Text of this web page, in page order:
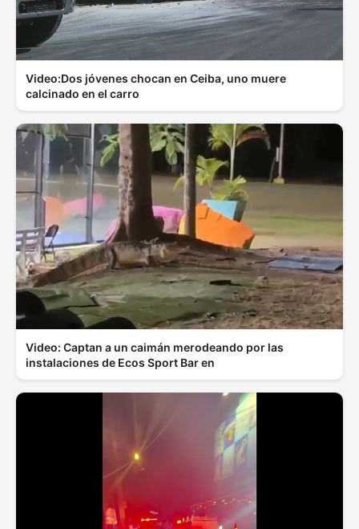
Video:Dos jóvenes chocan en Ceiba, uno muere
calcinado en el carro
Video: Captan a un caimán merodeando por las
instalaciones de Ecos Sport Bar en